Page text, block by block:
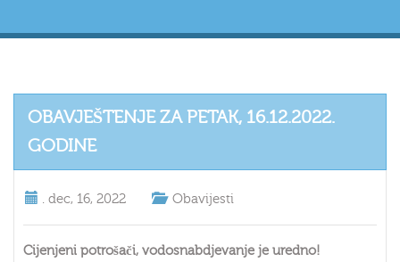
OBAVJEŠTENJE ZA PETAK, 16.12.2022.
GODINE
. dec, 16, 2022 Obavijesti
Cijenjeni potrošači, vodosnabdjevanje je uredno!